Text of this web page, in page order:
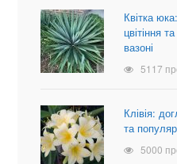
Квітка
цвітіння
вазоні
5117
Клівія:
та
5000